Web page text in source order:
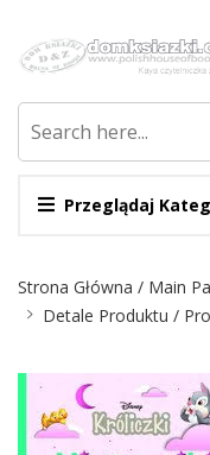
Przeglądaj
Strona Główna / Main
Detale Produktu /